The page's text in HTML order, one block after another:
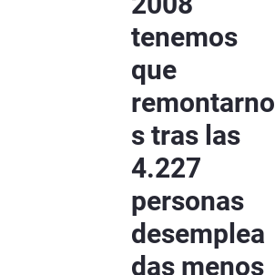
tenemos
que
remontarno
s tras las
4.227
personas
desemplea
das menos